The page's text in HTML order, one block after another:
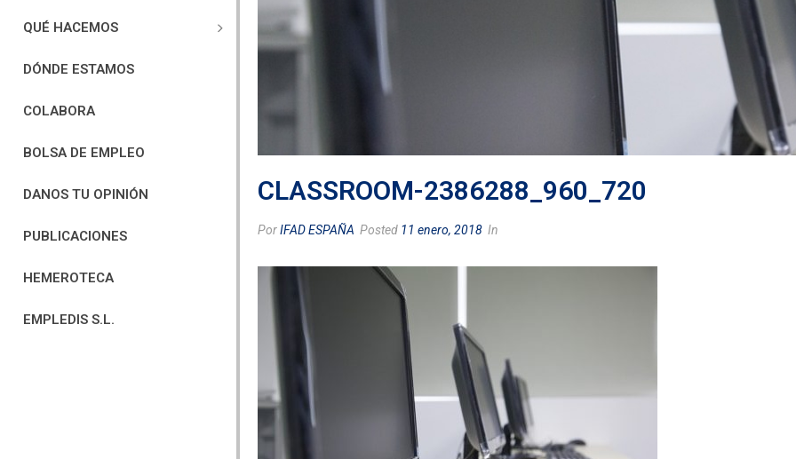
QUÉ HACEMOS
DÓNDE ESTAMOS
COLABORA
BOLSA DE EMPLEO
DANOS TU OPINIÓN
PUBLICACIONES
HEMEROTECA
EMPLEDIS S.L.
CLASSROOM-2386288_960_720
PorIFAD ESPAÑA Posted 11 enero, 2018 In